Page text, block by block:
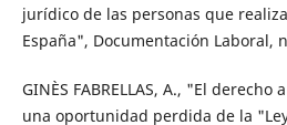
jurídico de las personas que
España", Documentación Laboral,
GINÈS FABRELLAS, A., "El
una oportunidad perdida de la